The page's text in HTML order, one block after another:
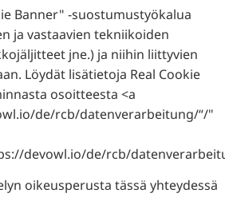
Banner" -suostumustyökalua
ja vastaavien tekniikoiden
jne.) ja niihin liittyvien
Löydät lisätietoja Real Cookie
osoitteesta <a
de/rcb/datenverarbeitung/“/"
devowl.io/de/rcb/
oikeusperusta tässä yhteydessä